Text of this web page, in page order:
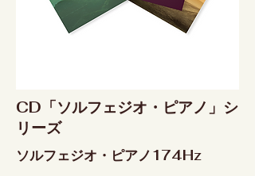
CD「ソルフェジオ・ピアノ」シ
リーズ
ソルフェジオ・ピアノ174Hz